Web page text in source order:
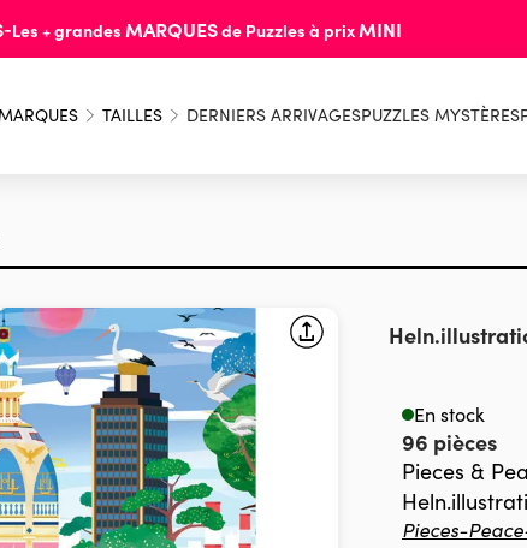
-Les + grandes MARQUESde Puzzles à prix MINI
TAILLES DERNIERS ARRIVAGESPUZZLES MYSTÈRES
En stock
96 pièces
Pieces &
Pieces-